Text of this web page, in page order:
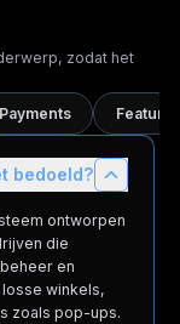
zodat het
Payments
bedoeld?
ontworpen
die
en
winkels,
zoals pop-ups.